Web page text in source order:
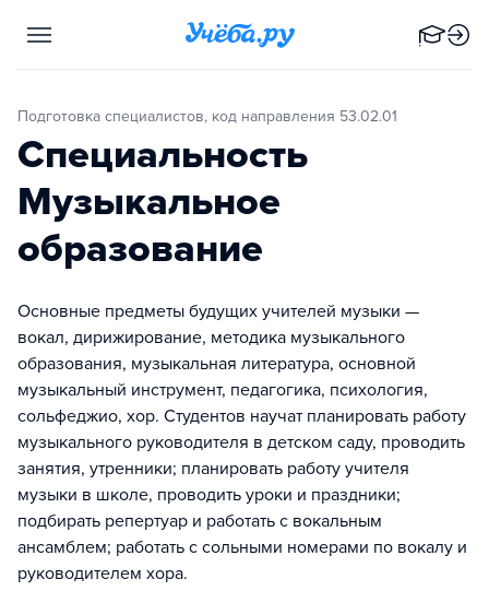
Подготовка специалистов, код направления 53.02.01
Специальность
Музыкальное
образование
Основные предметы будущих учителей музыки —
вокал, дирижирование, методика музыкального
образования, музыкальная литература, основной
музыкальный инструмент, педагогика, психология,
сольфеджио, хор. Студентов научат планировать работу
музыкального руководителя в детском саду, проводить
занятия, утренники; планировать работу учителя
музыки в школе, проводить уроки и праздники;
подбирать репертуар и работать с вокальным
ансамблем; работать с сольными номерами по вокалу и
руководителем хора.